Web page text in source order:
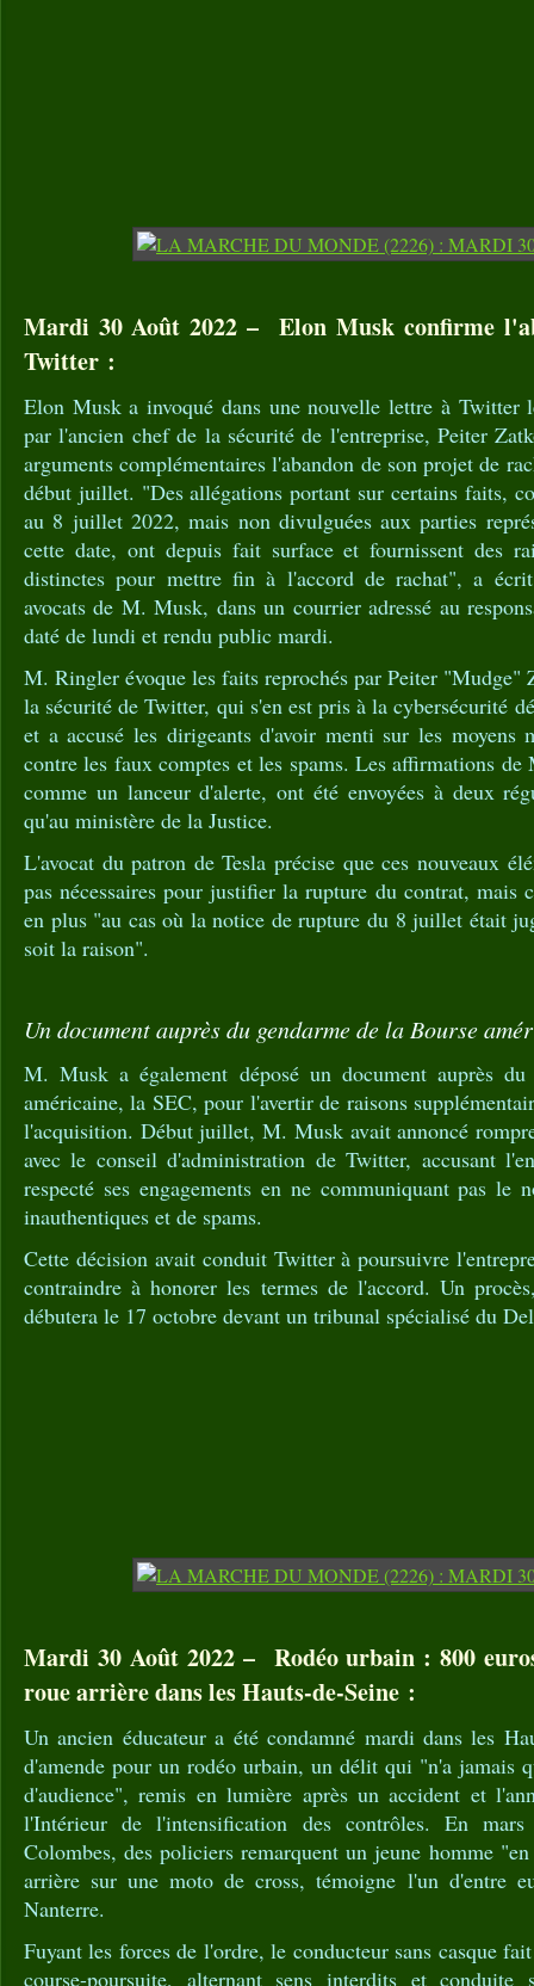
Mardi 30 Août 2022 – Elon Musk confirme
Twitter :
Elon Musk a invoqué dans une nouvelle lettre à Twitter
par l'ancien chef de la sécurité de l'entreprise, Peiter
arguments complémentaires l'abandon de son projet de
début juillet. "Des allégations portant sur certains faits,
au 8 juillet 2022, mais non divulguées aux parties
cette date, ont depuis fait surface et fournissent des
distinctes pour mettre fin à l'accord de rachat", a
avocats de M. Musk, dans un courrier adressé au
daté de lundi et rendu public mardi.
M. Ringler évoque les faits reprochés par Peiter "Mudge"
la sécurité de Twitter, qui s'en est pris à la cybersécurité
et a accusé les dirigeants d'avoir menti sur les
contre les faux comptes et les spams. Les affirmations
comme un lanceur d'alerte, ont été envoyées à deux
qu'au ministère de la Justice.
L'avocat du patron de Tesla précise que ces nouveaux
pas nécessaires pour justifier la rupture du contrat, mais
en plus "au cas où la notice de rupture du 8 juillet était
soit la raison".
Un document auprès du gendarme de la Bourse
M. Musk a également déposé un document auprès
américaine, la SEC, pour l'avertir de raisons
l'acquisition. Début juillet, M. Musk avait annoncé
avec le conseil d'administration de Twitter, accusant
respecté ses engagements en ne communiquant pas le
inauthentiques et de spams.
Cette décision avait conduit Twitter à poursuivre
contraindre à honorer les termes de l'accord. Un
débutera le 17 octobre devant un tribunal spécialisé du
Mardi 30 Août 2022 – Rodéo urbain : 800
roue arrière dans les Hauts-de-Seine :
Un ancien éducateur a été condamné mardi dans les
d'amende pour un rodéo urbain, un délit qui "n'a jamais
d'audience", remis en lumière après un accident et
l'Intérieur de l'intensification des contrôles. En
Colombes, des policiers remarquent un jeune homme
arrière sur une moto de cross, témoigne l'un d'entre
Nanterre.
Fuyant les forces de l'ordre, le conducteur sans casque
course-poursuite, alternant sens interdits et